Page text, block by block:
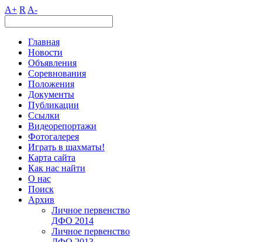
A+ R A-
Главная
Новости
Объявления
Соревнования
Положения
Документы
Публикации
Ссылки
Видеорепортажи
Фотогалерея
Играть в шахматы!
Карта сайта
Как нас найти
О нас
Поиск
Архив
Личное первенство
ДФО 2014
Личное первенство